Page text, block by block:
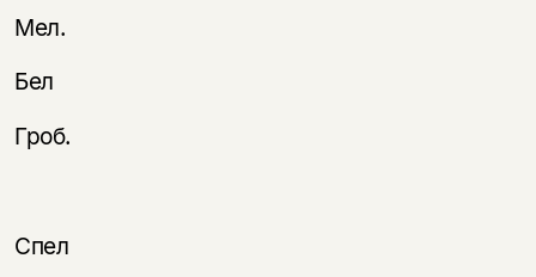
Мел.
Бел
Гроб.
Спел